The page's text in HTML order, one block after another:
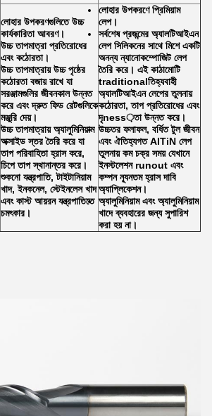
লোহার উপকরণগুলিতে উচ্চ
কার্যকারিতা আবরণ।
উচ্চ তাপমাত্রা প্রতিরোধের
এবং কঠোরতা।
উচ্চ তাপমাত্রায় উচ্চ পৃষ্ঠের
কঠোরতা বজায় রাখে যা
সরঞ্জামগুলির জীবনকাল উন্নত
করে এবং দ্রুত ফিড রেটগুলিকে
মঞ্জুরি দেয়।
উচ্চ তাপমাত্রায় অ্যালুমিনিয়াম
অক্সাইড স্তর তৈরি করে যা
তাপ পরিবাহিতা হ্রাস করে,
চিপে তাপ স্থানান্তর করে।
শুকনো যন্ত্রপাতি, টাইটানিয়াম
খাদ, ইনকনেল, স্টেইনলেস খাদ
এবং কাস্ট আয়রন যন্ত্রপাতিতে
চমৎকার।
লোহার উপকরণে প্রিমিয়াম
লেপ।
সর্বশেষ প্রজন্মের অ্যালটিআইএন
লেপ সিলিকনের সাথে মিশে একটি
অনন্য ন্যানোকম্পোজিট লেপ
তৈরি করে। এই কাঠামোটি
traditionalতিহ্যবাহী
অ্যালটিআইএন লেপের তুলনায়
কঠোরতা, তাপ প্রতিরোধের এবং
দৃness়তা উন্নত করে।
উচ্চতর ফলাফল, বর্ধিত টুল জীবন
এবং ঐতিহ্যগত AlTiN লেপ
তুলনায় কম চক্র সময় যেখানে
ইনস্টলেশন runout এবং
কম্পন ন্যূনতম হ্রাস দাবি
অ্যাপ্লিকেশন।
অ্যালুমিনিয়াম এবং অ্যালুমিনিয়াম
খাদে ব্যবহারের জন্য সুপারিশ
করা হয় না।